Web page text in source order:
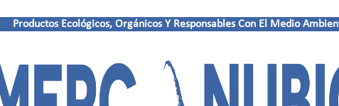
Productos Ecológicos, Orgánicos Y Responsables Con El Medio